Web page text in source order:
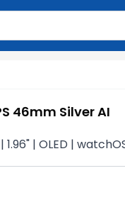
və ya
46mm Silver AI
| OLED | watchOS